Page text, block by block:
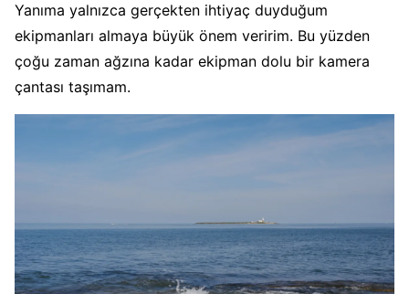
Yanıma yalnızca gerçekten ihtiyaç duyduğum
ekipmanları almaya büyük önem veririm. Bu yüzden
çoğu zaman ağzına kadar ekipman dolu bir kamera
çantası taşımam.